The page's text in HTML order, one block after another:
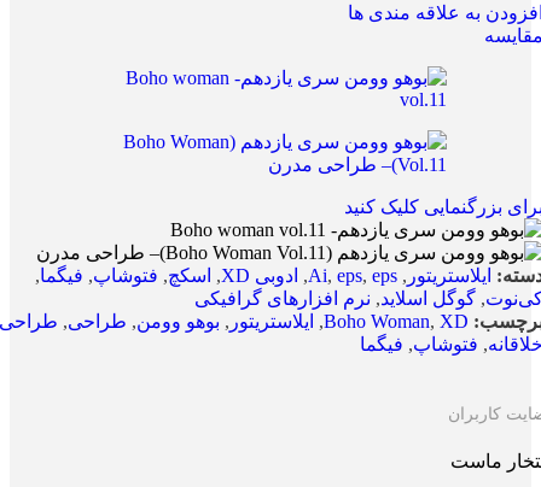
به علاقه مندی ها
بزرگنمایی کلیک کنید
ایلاستریتور ,
Ai, eps, eps
, ادوبی XD , اسکچ, فتوشاپ, فیگما,
, گوگل اسلاید, نرم افزارهای گرافیکی
Boho Woman, XD
, ایلاستریتور , بوهو وومن, طراحی, طراحی
, فتوشاپ, فیگما
کاربران
ماست